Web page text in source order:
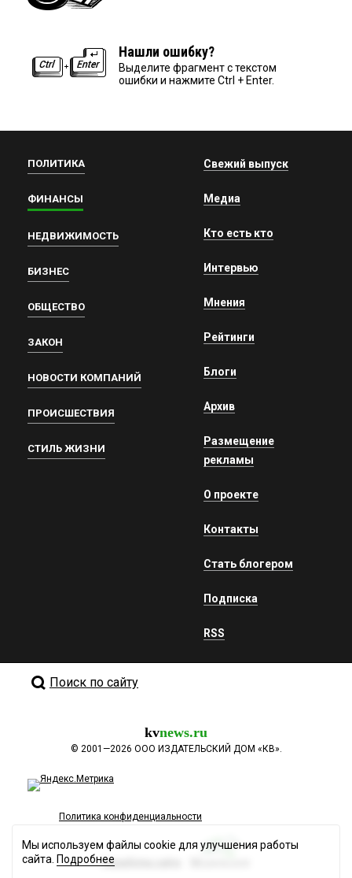
Нашли ошибку?
Выделите фрагмент с текстом
ошибки и нажмите Ctrl + Enter.
ПОЛИТИКА
ФИНАНСЫ
НЕДВИЖИМОСТЬ
БИЗНЕС
ОБЩЕСТВО
ЗАКОН
НОВОСТИ КОМПАНИЙ
ПРОИСШЕСТВИЯ
СТИЛЬ ЖИЗНИ
Свежий выпуск
Медиа
Кто есть кто
Интервью
Мнения
Рейтинги
Блоги
Архив
Размещение
рекламы
О проекте
Контакты
Стать блогером
Подписка
RSS
Поиск по сайту
kvnews.ru
© 2001—2026 ООО ИЗДАТЕЛЬСКИЙ ДОМ «КВ».
Политика конфиденциальности
Разработка сайта
Мы используем файлы cookie для улучшения работы
сайта. Подробнее